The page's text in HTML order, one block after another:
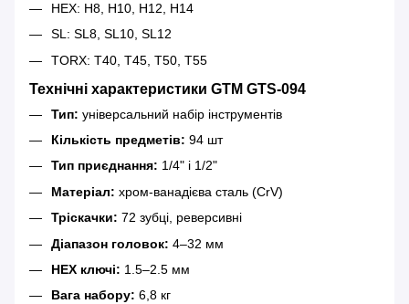
HEX: H8, H10, H12, H14
SL: SL8, SL10, SL12
TORX: T40, T45, T50, T55
Технічні характеристики GTM GTS-094
Тип: універсальний набір інструментів
Кількість предметів: 94 шт
Тип приєднання: 1/4" і 1/2"
Матеріал: хром-ванадієва сталь (CrV)
Тріскачки: 72 зубці, реверсивні
Діапазон головок: 4–32 мм
HEX ключі: 1.5–2.5 мм
Вага набору: 6,8 кг